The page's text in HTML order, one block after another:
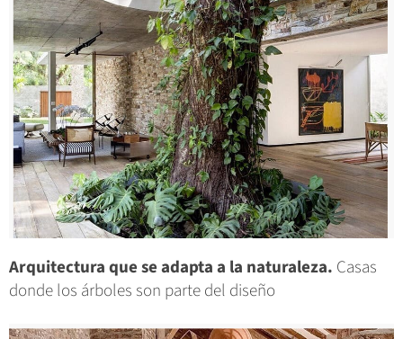
Arquitectura que se adapta a la naturaleza. Casas
donde los árboles son parte del diseño